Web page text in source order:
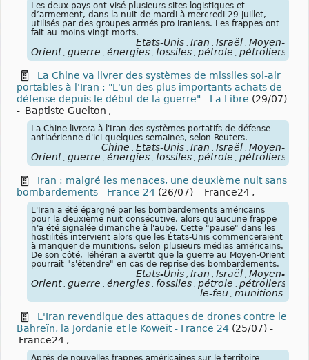
Les deux pays ont visé plusieurs sites logistiques et
d’armement, dans la nuit de mardi à mercredi 29 juillet,
utilisés par des groupes armés pro iraniens. Les frappes ont
fait au moins vingt morts.
États-Unis , Iran , Israël , Moyen-
Orient , guerre , énergies , fossiles , pétrole , pétroliers
La Chine va livrer des systèmes de missiles sol-air
portables à l'Iran : "L'un des plus importants achats de
défense depuis le début de la guerre" - La Libre (29/07)
- Baptiste Guelton ,
La Chine livrera à l'Iran des systèmes portatifs de défense
antiaérienne d'ici quelques semaines, selon Reuters.
Chine , États-Unis , Iran , Israël , Moyen-
Orient , guerre , énergies , fossiles , pétrole , pétroliers
Iran : malgré les menaces, une deuxième nuit sans
bombardements - France 24 (26/07) - France24 ,
L'Iran a été épargné par les bombardements américains
pour la deuxième nuit consécutive, alors qu'aucune frappe
n'a été signalée dimanche à l'aube. Cette "pause" dans les
hostilités intervient alors que les États-Unis commenceraient
à manquer de munitions, selon plusieurs médias américains.
De son côté, Téhéran a avertit que la guerre au Moyen-Orient
pourrait "s'étendre" en cas de reprise des bombardements.
États-Unis , Iran , Israël , Moyen-
Orient , guerre , énergies , fossiles , pétrole , pétroliers
le-feu , munitions
L'Iran revendique des attaques de drones contre le
Bahreïn, la Jordanie et le Koweït - France 24 (25/07) -
France24 ,